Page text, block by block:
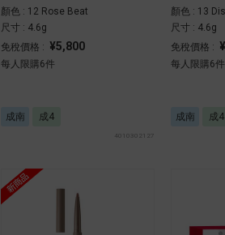
顏色 : 12 Rose Beat
尺寸 : 4.6g
免稅價格 : ¥5,800
每人限購6件
成南 成4
4010302127
顏色 : 13
尺寸 : 4.6g
免稅價格 :
每人限購6件
成南 成4